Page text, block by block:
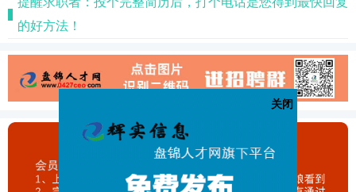
关闭
的好方法！